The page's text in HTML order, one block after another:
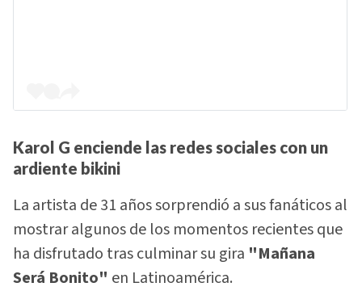
Karol G enciende las redes sociales con un
ardiente bikini
La artista de 31 años sorprendió a sus fanáticos al
mostrar algunos de los momentos recientes que
ha disfrutado tras culminar su gira "Mañana
Será Bonito" en Latinoamérica.